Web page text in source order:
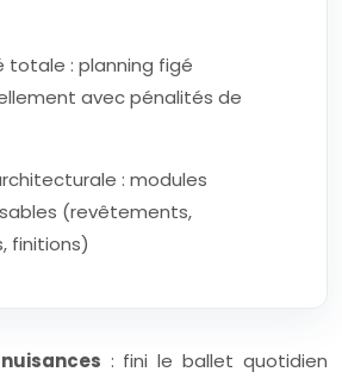
totale : planning figé
avec pénalités de
: modules
(revêtements,
finitions)
: fini le ballet quotidien